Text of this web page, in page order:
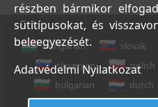
hungarian slovak
slovenian
polish
bulgarian
dutch
részben bármikor
sütitípusokat, és
beleegyezését.
Adatvédelmi Nyilatkozat